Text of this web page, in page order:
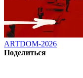
ARTDOM-2026
Поделиться